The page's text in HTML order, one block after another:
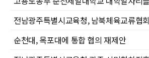
순천대, 목포대에 통합 협의 재제안